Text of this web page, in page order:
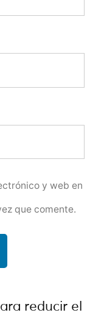
y web en
que comente.
reducir el